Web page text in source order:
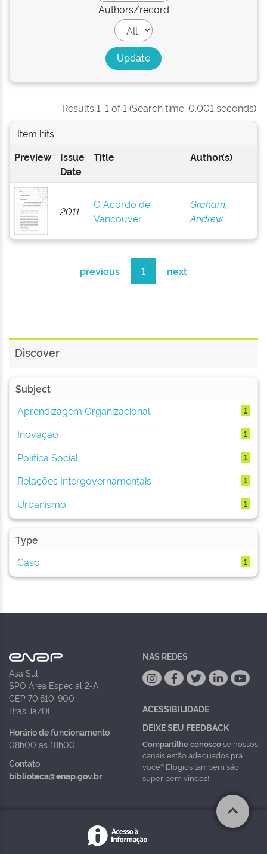
Authors/record
Results 1-1 of 1 (Search time: 0.001 seconds).
Item hits:
Preview
Issue
Date
Title Author(s)
2011
O Acordo de
Vancouver
Graham,
Andrew
previous 1 next
Discover
Subject
Aprendizagem Organizacional
1
Inovação 1
Política Social 1
Relações Intergovernamentais 1
Urbanismo 1
Type
Caso
1
Asa Sul
SPO Área Especial 2-A
CEP 70.610-900
Brasília/DF
Horário de funcionamento
08h00 às 18h00
Contato
biblioteca@enap.gov.br
NAS REDES
ACESSIBILIDADE
DEIXE SEU FEEDBACK
Compartilhe conoscose nossos
canais estão adequados pra
você? Elogios também são
super bem vindos!